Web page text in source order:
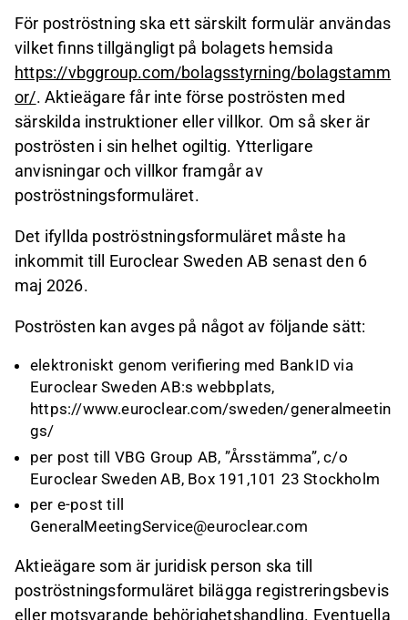
För poströstning ska ett särskilt formulär användas
vilket finns tillgängligt på bolagets hemsida
https://vbggroup.com/bolagsstyrning/bolagstamm
or/. Aktieägare får inte förse poströsten med
särskilda instruktioner eller villkor. Om så sker är
poströsten i sin helhet ogiltig. Ytterligare
anvisningar och villkor framgår av
poströstningsformuläret.
Det ifyllda poströstningsformuläret måste ha
inkommit till Euroclear Sweden AB senast den 6
maj 2026.
Poströsten kan avges på något av följande sätt:
elektroniskt genom verifiering med BankID via
Euroclear Sweden AB:s webbplats,
https://www.euroclear.com/sweden/generalmeetin
gs/
per post till VBG Group AB, ”Årsstämma”, c/o
Euroclear Sweden AB, Box 191,101 23 Stockholm
per e-post till
GeneralMeetingService@euroclear.com
Aktieägare som är juridisk person ska till
poströstningsformuläret bilägga registreringsbevis
eller motsvarande behörighetshandling. Eventuella